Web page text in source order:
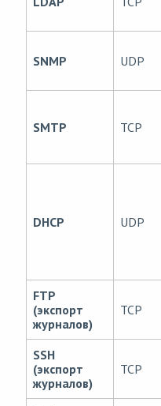
SNMP UDP
SMTP TCP
DHCP UDP
FTP
(экспорт
журналов)
TCP
SSH
(экспорт
журналов)
TCP